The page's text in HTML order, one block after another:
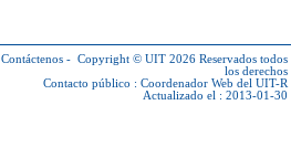
Contáctenos - Copyright © UIT 2026 Reservados todos
los derechos
Contacto público : Coordenador Web del UIT-R
Actualizado el : 2013-01-30